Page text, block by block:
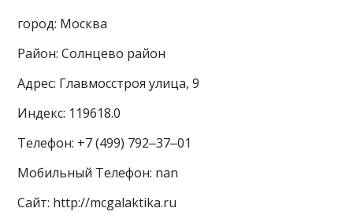
город: Москва
Район: Солнцево район
Адрес: Главмосстроя улица, 9
Индекс: 119618.0
Телефон: +7 (499) 792‒37‒01
Мобильный Телефон: nan
Сайт: http://mcgalaktika.ru